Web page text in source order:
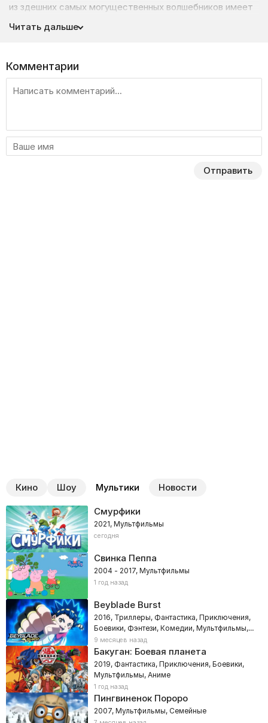
из здешних самых могущественных волшебников имеет
ответственная миссия — спасти султана Карима
в непонятное существо синего цвета.
Все началось с того момента, как султан взошел на трон
после смерти его отца, которого все уважали и очень
несмотря на то, что по правилам корону должен был
одеть старший сын Шазаман. Дело в том, что брат
Карима был недалеким, злобным и завистливым,
а проблемы народа его и вовсе не интересовали.
Читать дальше
Комментарии
Отправить
Кино Шоу Мультики Новости
Смурфики
2021, Мультфильмы
сегодня
Свинка Пеппа
2004 - 2017, Мультфильмы
1 год назад
Beyblade Burst
2016, Триллеры, Фантастика, Приключения,
Боевики, Фэнтези, Комедии, Мультфильмы,
Семейные, Аниме
9 месяцев назад
Бакуган: Боевая планета
2019, Фантастика, Приключения, Боевики,
Мультфильмы, Аниме
1 год назад
Пингвиненок Пороро
2007, Мультфильмы, Семейные